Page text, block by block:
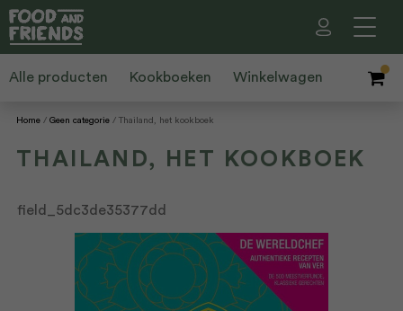
Alle producten Kookboeken Winkelwagen
Home Geen categorie Thailand, het kookboek
THAILAND, HET KOOKBOEK
field_5dc3de35377dd